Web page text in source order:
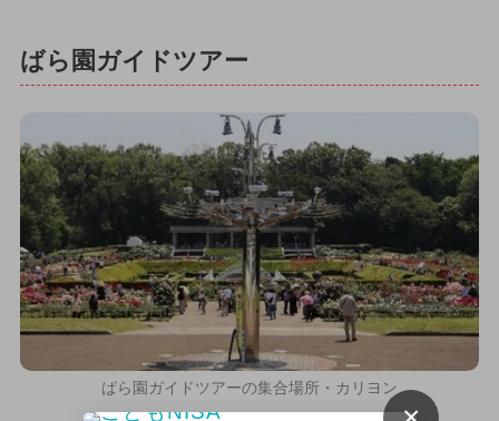
ばら園ガイドツアー
ばら園ガイドツアーの集合場所・カリヨン